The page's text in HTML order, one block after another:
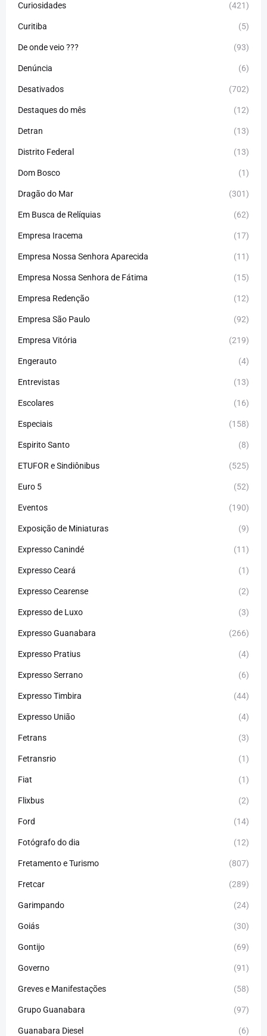
Curiosidades (421)
Curitiba (5)
De onde veio ??? (93)
Denúncia (6)
Desativados (702)
Destaques do mês (12)
Detran (13)
Distrito Federal (13)
Dom Bosco (1)
Dragão do Mar (301)
Em Busca de Relíquias (62)
Empresa Iracema (17)
Empresa Nossa Senhora Aparecida (11)
Empresa Nossa Senhora de Fátima (15)
Empresa Redenção (12)
Empresa São Paulo (92)
Empresa Vitória (219)
Engerauto (4)
Entrevistas (13)
Escolares (16)
Especiais (158)
Espirito Santo (8)
ETUFOR e Sindiônibus (525)
Euro 5 (52)
Eventos (190)
Exposição de Miniaturas (9)
Expresso Canindé (11)
Expresso Ceará (1)
Expresso Cearense (2)
Expresso de Luxo (3)
Expresso Guanabara (266)
Expresso Pratius (4)
Expresso Serrano (6)
Expresso Timbira (44)
Expresso União (4)
Fetrans (3)
Fetransrio (1)
Fiat (1)
Flixbus (2)
Ford (14)
Fotógrafo do dia (12)
Fretamento e Turismo (807)
Fretcar (289)
Garimpando (24)
Goiás (30)
Gontijo (69)
Governo (91)
Greves e Manifestações (58)
Grupo Guanabara (97)
Guanabara Diesel (6)